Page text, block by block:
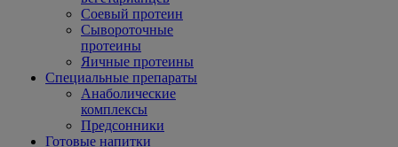
Соевый протеин
Сывороточные
протеины
Яичные протеины
Специальные препараты
Анаболические
комплексы
Предсонники
Готовые напитки